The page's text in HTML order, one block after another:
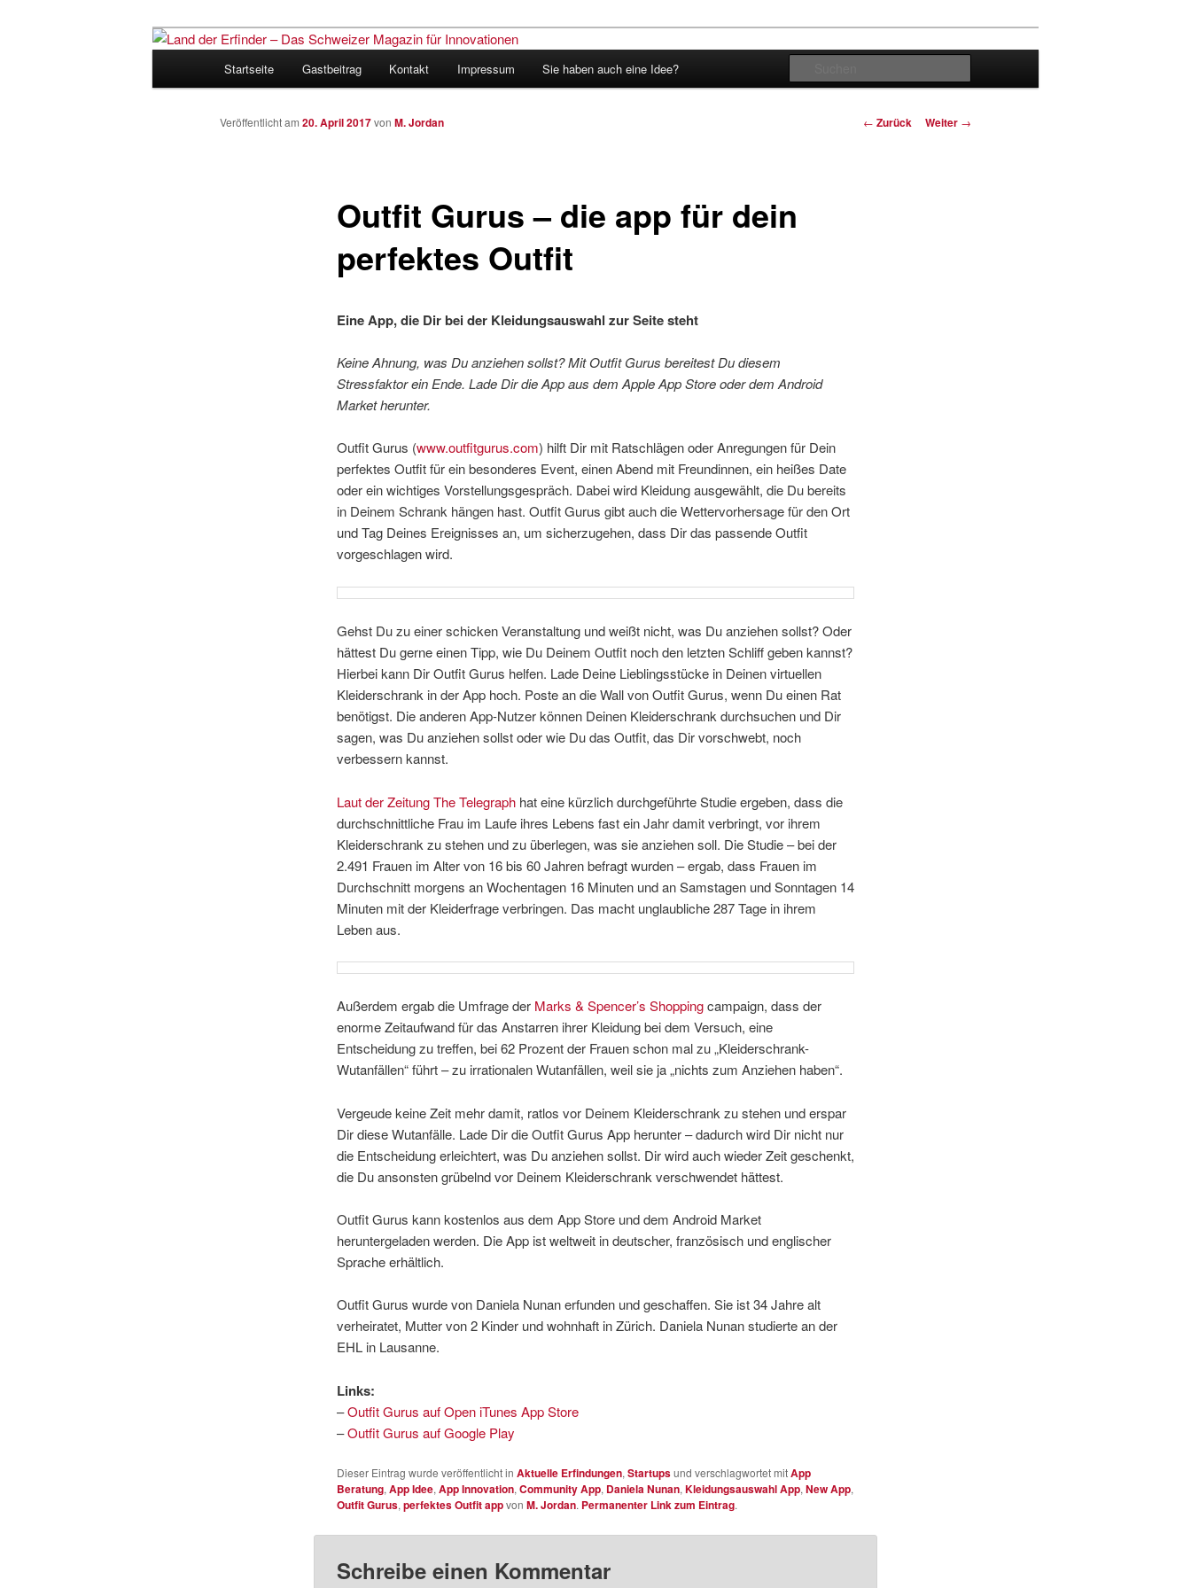
Land der Erfinder – Das Schweizer Magazin
für Innovationen
Startseite Gastbeitrag Kontakt Impressum Sie haben auch eine Idee?
Beitrags-
← Zurück Weiter →
Outfit Gurus – die app für dein
perfektes Outfit
Veröffentlicht am 20. April 2017von M. Jordan
Eine App, die Dir bei der Kleidungsauswahl zur Seite steht
Keine Ahnung, was Du anziehen sollst? Mit Outfit Gurus bereitest Du diesem
Stressfaktor ein Ende. Lade Dir die App aus dem Apple App Store oder dem Android
Market herunter.
Outfit Gurus (www.outfitgurus.com) hilft Dir mit Ratschlägen oder Anregungen für Dein
perfektes Outfit für ein besonderes Event, einen Abend mit Freundinnen, ein heißes Date
oder ein wichtiges Vorstellungsgespräch. Dabei wird Kleidung ausgewählt, die Du bereits
in Deinem Schrank hängen hast. Outfit Gurus gibt auch die Wettervorhersage für den Ort
und Tag Deines Ereignisses an, um sicherzugehen, dass Dir das passende Outfit
vorgeschlagen wird.
Gehst Du zu einer schicken Veranstaltung und weißt nicht, was Du anziehen sollst? Oder
hättest Du gerne einen Tipp, wie Du Deinem Outfit noch den letzten Schliff geben kannst?
Hierbei kann Dir Outfit Gurus helfen. Lade Deine Lieblingsstücke in Deinen virtuellen
Kleiderschrank in der App hoch. Poste an die Wall von Outfit Gurus, wenn Du einen Rat
benötigst. Die anderen App-Nutzer können Deinen Kleiderschrank durchsuchen und Dir
sagen, was Du anziehen sollst oder wie Du das Outfit, das Dir vorschwebt, noch
verbessern kannst.
Laut der Zeitung The Telegraphhat eine kürzlich durchgeführte Studie ergeben, dass die
durchschnittliche Frau im Laufe ihres Lebens fast ein Jahr damit verbringt, vor ihrem
Kleiderschrank zu stehen und zu überlegen, was sie anziehen soll. Die Studie – bei der
2.491 Frauen im Alter von 16 bis 60 Jahren befragt wurden – ergab, dass Frauen im
Durchschnitt morgens an Wochentagen 16 Minuten und an Samstagen und Sonntagen 14
Minuten mit der Kleiderfrage verbringen. Das macht unglaubliche 287 Tage in ihrem
Leben aus.
Außerdem ergab die Umfrage der Marks & Spencer’s Shoppingcampaign, dass der
enorme Zeitaufwand für das Anstarren ihrer Kleidung bei dem Versuch, eine
Entscheidung zu treffen, bei 62 Prozent der Frauen schon mal zu „Kleiderschrank-
Wutanfällen“ führt – zu irrationalen Wutanfällen, weil sie ja „nichts zum Anziehen haben“.
Vergeude keine Zeit mehr damit, ratlos vor Deinem Kleiderschrank zu stehen und erspar
Dir diese Wutanfälle. Lade Dir die Outfit Gurus App herunter – dadurch wird Dir nicht nur
die Entscheidung erleichtert, was Du anziehen sollst. Dir wird auch wieder Zeit geschenkt,
die Du ansonsten grübelnd vor Deinem Kleiderschrank verschwendet hättest.
Outfit Gurus kann kostenlos aus dem App Store und dem Android Market
heruntergeladen werden. Die App ist weltweit in deutscher, französisch und englischer
Sprache erhältlich.
Outfit Gurus wurde von Daniela Nunan erfunden und geschaffen. Sie ist 34 Jahre alt
verheiratet, Mutter von 2 Kinder und wohnhaft in Zürich. Daniela Nunan studierte an der
EHL in Lausanne.
Links:
–Outfit Gurus auf Open iTunes App Store
–Outfit Gurus auf Google Play
Dieser Eintrag wurde veröffentlicht in Aktuelle Erfindungen, Startupsund verschlagwortet mitApp
Beratung, App Idee, App Innovation, Community App, Daniela Nunan, Kleidungsauswahl App, New App,
Outfit Gurus, perfektes Outfit appvon M. Jordan. Permanenter Link zum Eintrag.
Schreibe einen Kommentar